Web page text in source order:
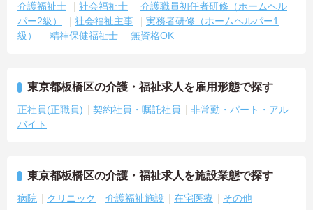
介護福祉士 社会福祉士
介護職員初任者研修（ホームヘル
パー2級）
社会福祉主事
実務者研修（ホームヘルパー1
級）
精神保健福祉士 無資格OK
東京都板橋区の介護・福祉求人を雇用形態で探す
正社員(正職員) 契約社員・嘱託社員
非常勤・パート・アル
バイト
東京都板橋区の介護・福祉求人を施設業態で探す
病院 クリニック 介護福祉施設 在宅医療 その他